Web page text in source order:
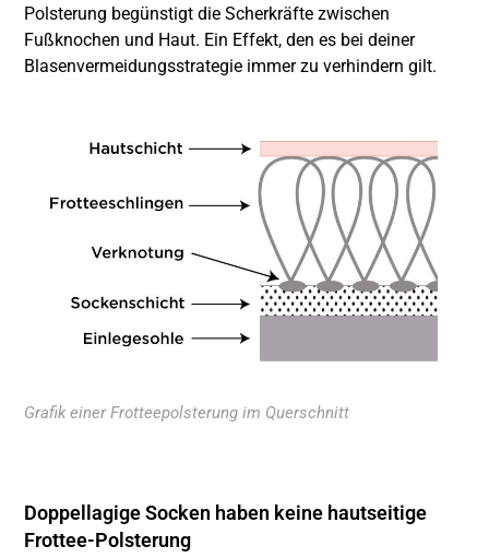
Polsterung begünstigt die Scherkräfte zwischen
Fußknochen und Haut. Ein Effekt, den es bei deiner
Blasenvermeidungsstrategie immer zu verhindern gilt.
Grafik einer Frotteepolsterung im Querschnitt
Doppellagige Socken haben keine hautseitige
Frottee-Polsterung